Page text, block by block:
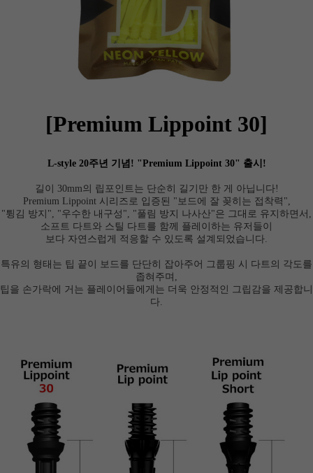
이코 라이프 하
[Premium Lippoint 30]
L-style 20주년 기념! "Premium Lippoint 30" 출시!
길이 30mm의 립포인트는 단순히 길기만 한 게 아닙니다!
Premium Lippoint 시리즈로 입증된 "보드에 잘 꽂히는 접착력",
"튕김 방지", "우수한 내구성", "풀림 방지 나사산"은 그대로 유지하면서,
소프트 다트와 스틸 다트를 함께 플레이하는 유저들이
보다 자연스럽게 적응할 수 있도록 설계되었습니다.
특유의 형태는 팁 끝이 보드를 단단히 잡아주어 그룹핑 시 다트의 각도를
좁혀주며,
팁을 손가락에 거는 플레이어들에게는 더욱 안정적인 그립감을 제공합니
다.